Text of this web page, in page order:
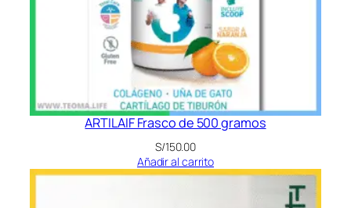
ARTILAIF Frasco de 500 gramos
S/150.00
Añadir al carrito